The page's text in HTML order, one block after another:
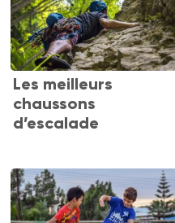
Les meilleurs
chaussons
d’escalade